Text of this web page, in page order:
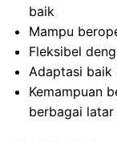
baik
Mampu
Fleksibel
Adaptasi baik
Kemampuan
berbagai latar